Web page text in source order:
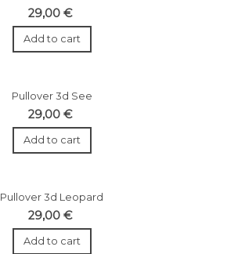
29,00 €
Add to cart
Pullover 3d See
29,00 €
Add to cart
Pullover 3d Leopard
29,00 €
Add to cart